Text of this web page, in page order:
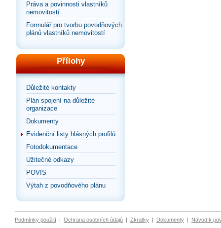
Práva a povinnosti vlastníků
nemovitostí
Formulář pro tvorbu povodňových
plánů vlastníků nemovitostí
Přílohy
Důležité kontakty
Plán spojení na důležité
organizace
Dokumenty
Evidenční listy hlásných profilů
Fotodokumentace
Užitečné odkazy
POVIS
Výtah z povodňového plánu
Podmínky použití | Ochrana osobních údajů | Zkratky | Dokumenty | Návod k